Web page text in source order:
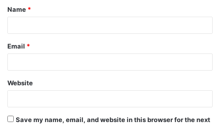
Name *
Email *
Website
Save my name, email, and website in this browser for the next